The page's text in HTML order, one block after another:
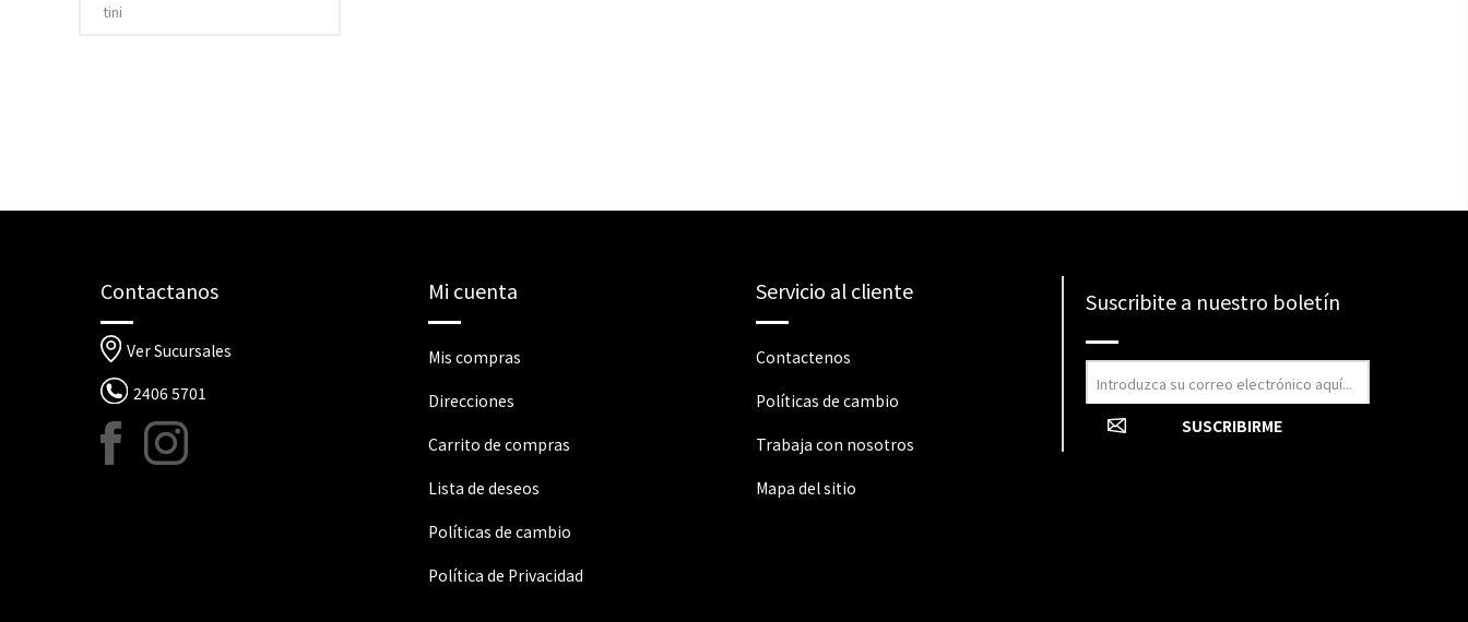
tini
Contactanos
Ver Sucursales
2406 5701
Mi cuenta
Mis compras
Direcciones
Carrito de compras
Lista de deseos
Políticas de cambio
Política de Privacidad
Servicio al cliente
Contactenos
Políticas de cambio
Trabaja con nosotros
Mapa del sitio
Suscribite a nuestro boletín